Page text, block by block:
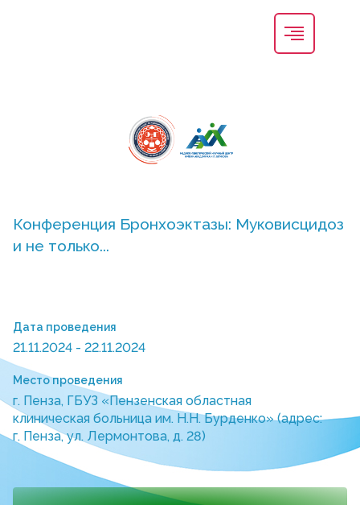
Конференция Бронхоэктазы: Муковисцидоз
и не только...
Дата проведения
21.11.2024 - 22.11.2024
Место проведения
г. Пенза, ГБУЗ «Пензенская областная
клиническая больница им. Н.Н. Бурденко» (адрес:
г. Пенза, ул. Лермонтова, д. 28)